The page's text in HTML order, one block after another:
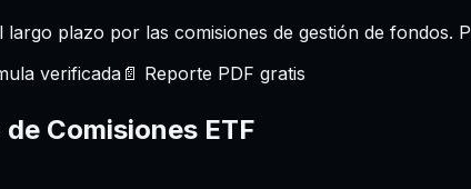
plazo por las comisiones de gestión de fondos.
verificada📄 Reporte PDF gratis
Comisiones ETF